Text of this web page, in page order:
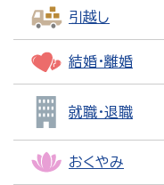
引越し
結婚・離婚
就職・退職
おくやみ